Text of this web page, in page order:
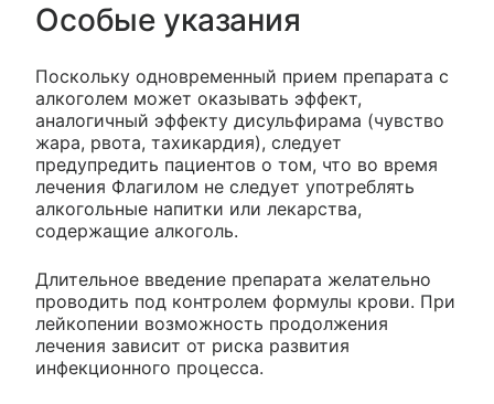
Особые указания
Поскольку одновременный прием препарата с
алкоголем может оказывать эффект,
аналогичный эффекту дисульфирама (чувство
жара, рвота, тахикардия), следует
предупредить пациентов о том, что во время
лечения Флагилом не следует употреблять
алкогольные напитки или лекарства,
содержащие алкоголь.
Длительное введение препарата желательно
проводить под контролем формулы крови. При
лейкопении возможность продолжения
лечения зависит от риска развития
инфекционного процесса.